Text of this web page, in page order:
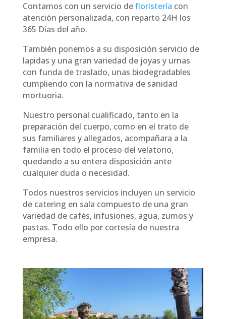
Contamos con un servicio defloristería con
atención personalizada, con reparto 24H los
365 Días del año.
También ponemos a su disposición servicio de
lapidas y una gran variedad de joyas y urnas
con funda de traslado, unas biodegradables
cumpliendo con la normativa de sanidad
mortuoria.
Nuestro personal cualificado, tanto en la
preparación del cuerpo, como en el trato de
sus familiares y allegados, acompañara a la
familia en todo el proceso del velatorio,
quedando a su entera disposición ante
cualquier duda o necesidad.
Todos nuestros servicios incluyen un servicio
de catering en sala compuesto de una gran
variedad de cafés, infusiones, agua, zumos y
pastas. Todo ello por cortesía de nuestra
empresa.